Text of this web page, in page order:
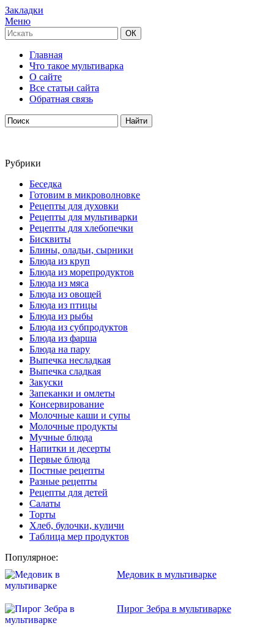
Закладки
Меню
Главная
Что такое мультиварка
О сайте
Все статьи сайта
Обратная связь
Рубрики
Беседка
Готовим в микроволновке
Рецепты для духовки
Рецепты для мультиварки
Рецепты для хлебопечки
Бисквиты
Блины, оладьи, сырники
Блюда из круп
Блюда из морепродуктов
Блюда из мяса
Блюда из овощей
Блюда из птицы
Блюда из рыбы
Блюда из субпродуктов
Блюда из фарша
Блюда на пару
Выпечка несладкая
Выпечка сладкая
Закуски
Запеканки и омлеты
Консервирование
Молочные каши и супы
Молочные продукты
Мучные блюда
Напитки и десерты
Первые блюда
Постные рецепты
Разные рецепты
Рецепты для детей
Салаты
Торты
Хлеб, булочки, куличи
Таблица мер продуктов
Популярное:
Медовик в мультиварке
Пирог Зебра в мультиварке